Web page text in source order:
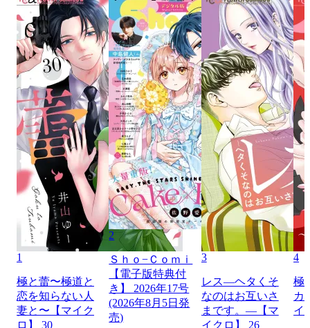
1
極と蕾〜極道と
恋を知らない人
妻と〜【マイク
ロ】 30
2
Ｓｈｏ−Ｃｏｍｉ
【電子版特典付
き】 2026年17号
(2026年8月5日発
売)
3
レス―ヘタくそ
なのはお互いさ
まです。―【マ
イクロ】 26
4
極
カ
イ